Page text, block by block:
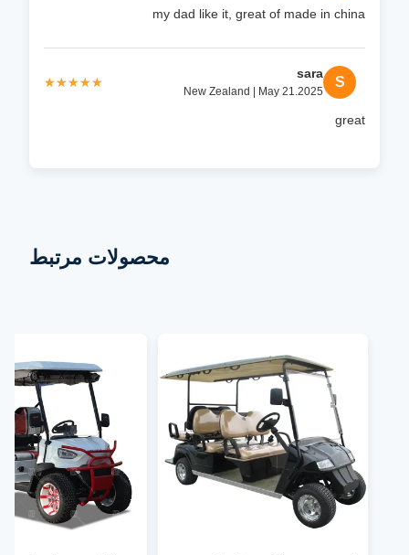
my dad like it, great of made in china
S
sara
New Zealand | May 21.2025
★★★★★
★★★★★
great
محصولات مرتبط